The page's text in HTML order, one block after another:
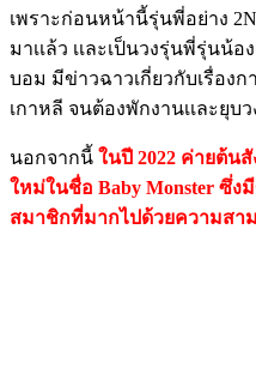
เพราะก่อนหน้านี้รุ่นพี่อย่าง
มาเเล้ว เเละเป็นวงรุ่นพี่รุ่นน้
บอม มีข่าวฉาวเกี่ยวกับเรื่อง
เกาหลี จนต้องพักงานเเละยุบ
นอกจากนี้ ในปี 2022 ค่ายต้น
ใหม่ในชื่อ Baby Monster ซึ่ง
สมาชิกที่มากไปด้วยความสา